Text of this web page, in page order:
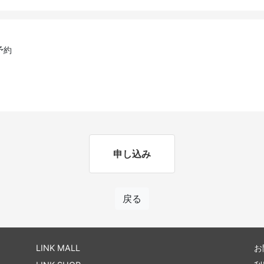
約
申し込み
戻る
LINK MALL